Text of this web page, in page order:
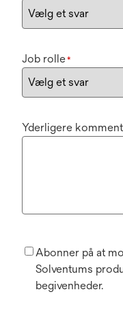
Job rolle*
Yderligere
Abonner på at
Solventums
begivenheder.